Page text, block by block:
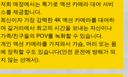
저희 매장에서는 특가로 액션 카메라 대여 서비
스를 제공합니다.
최신이자 가장 강력한 4K 액션 카메라를 대여하
여 길거리에서 최고의 시간을 보내는 자신이나
가족/친구들의 POV를 녹화할 수 있습니다.
개인 액션 카메라를 가져와서 가슴, 머리 또는 몸
에 장착할 수도 있습니다(안전 운전에 방해가 되
지 않는 선에서).